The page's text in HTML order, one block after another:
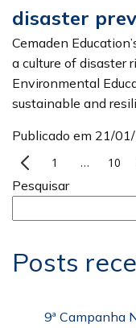
disaster
Cemaden
a culture of disaster
Environmental
sustainable and
Publicado em 21/
1 … 10
Pesquisar
Posts
9ª Campanha